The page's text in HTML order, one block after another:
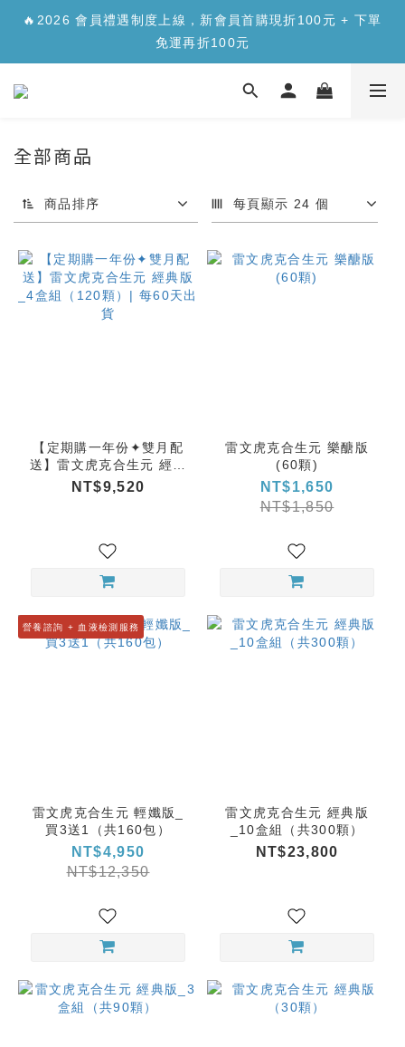
✨【新品上市】合生元樂醣版您的每日「正餐應援」，讓您
安心面對精緻澱糖>>>
🔥2026 會員禮遇制度上線，新會員首購現折100元 + 下單
免運再折100元
✨【新品上市】合生元樂醣版您的每日「正餐應援」，讓您
全部商品
商品排序 每頁顯示 24 個
【定期購一年份✦雙月配
送】雷文虎克合生元 經典
版_4盒組（120顆）| 每
NT$9,520
雷文虎克合生元 樂醣版
(60顆)
NT$1,650
NT$1,850
營養諮詢 + 血液檢測服務
雷文虎克合生元 輕孅版_
買3送1（共160包）
NT$4,950
NT$12,350
雷文虎克合生元 經典版
_10盒組（共300顆）
NT$23,800